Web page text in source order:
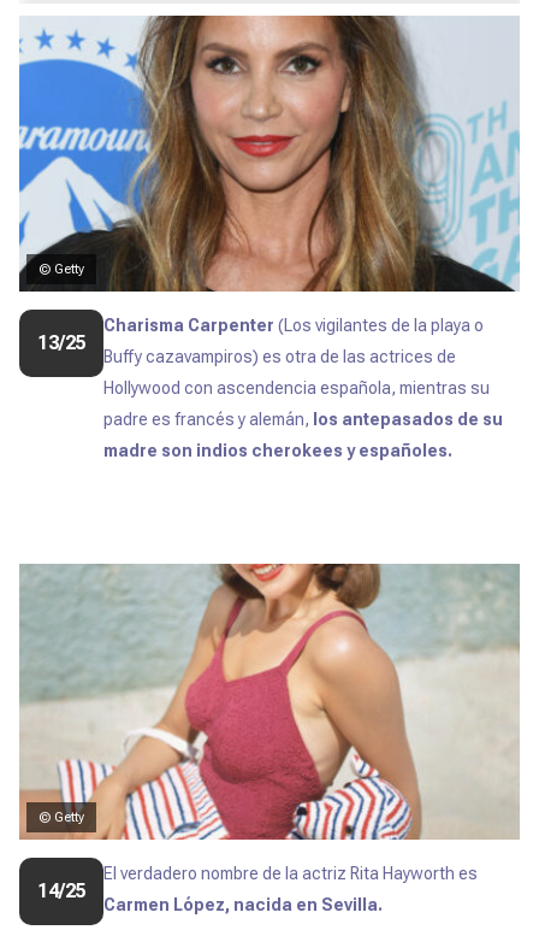
© Getty
13/25
Charisma Carpenter(Los vigilantes de la playa o
Buffy cazavampiros) es otra de las actrices de
Hollywood con ascendencia española, mientras su
padre es francés y alemán, los antepasados de su
madre son indios cherokees y españoles.
© Getty
14/25
El verdadero nombre de la actriz Rita Hayworth es
Carmen López, nacida en Sevilla.